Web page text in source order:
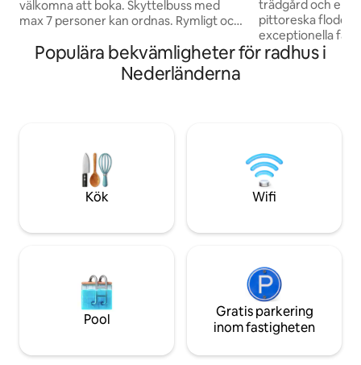
välkomna att boka. Skyttelbuss med
max 7 personer kan ordnas. Rymligt och
km söder om Amsterdam. Stormarknad,
restauranger och flodstrand 300 meter
Spårvagn 25 vid Uithoorn centrum (500
meter från huset)
trädgård och en
pittoreska floden
exceptionella
kombination av
fönsterluckor –
med moderna
inredning.
Populära bekvämligheter för radhus i
Nederländerna
Kök Wifi
Pool
Gratis parkering
inom fastigheten